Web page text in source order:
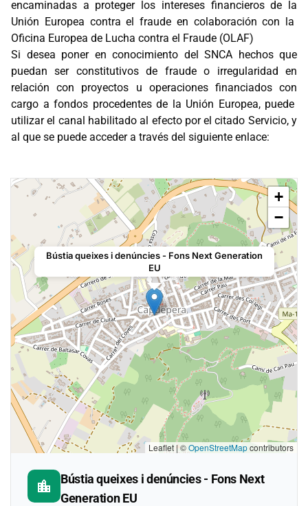
encaminadas a proteger los intereses financieros de la
Unión Europea contra el fraude en colaboración con la
Oficina Europea de Lucha contra el Fraude (OLAF)
Si desea poner en conocimiento del SNCA hechos que
puedan ser constitutivos de fraude o irregularidad en
relación con proyectos u operaciones financiados con
cargo a fondos procedentes de la Unión Europea, puede
utilizar el canal habilitado al efecto por el citado Servicio, y
al que se puede acceder a través del siguiente enlace:
Bústia queixes i denúncies - Fons Next Generation
EU
+
−
Leaflet | ©OpenStreetMapcontributors
location_city
Bústia queixes i denúncies - Fons Next
Generation EU